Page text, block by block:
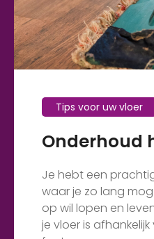
Tips voor uw vloer
Onderhoud
Je hebt een
waar je zo lang
op wil lopen en
je vloer is